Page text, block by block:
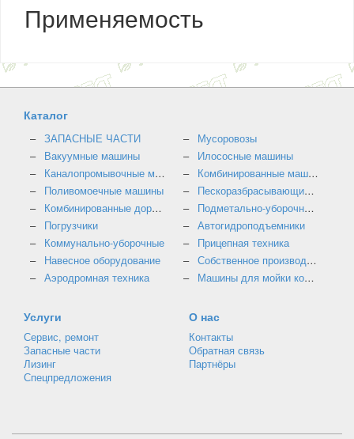
Применяемость
Каталог
ЗАПАСНЫЕ ЧАСТИ
Мусоровозы
Вакуумные машины
Илососные машины
Каналопромывочные машины
Комбинированные машины
Поливомоечные машины
Пескоразбрасывающие машины
Комбинированные дорожные машины
Подметально-уборочные машины
Погрузчики
Автогидроподъемники
Коммунально-уборочные
Прицепная техника
Навесное оборудование
Собственное производство
Аэродромная техника
Машины для мойки контейнеров
Услуги
Сервис, ремонт
Запасные части
Лизинг
Спецпредложения
О нас
Контакты
Обратная связь
Партнёры